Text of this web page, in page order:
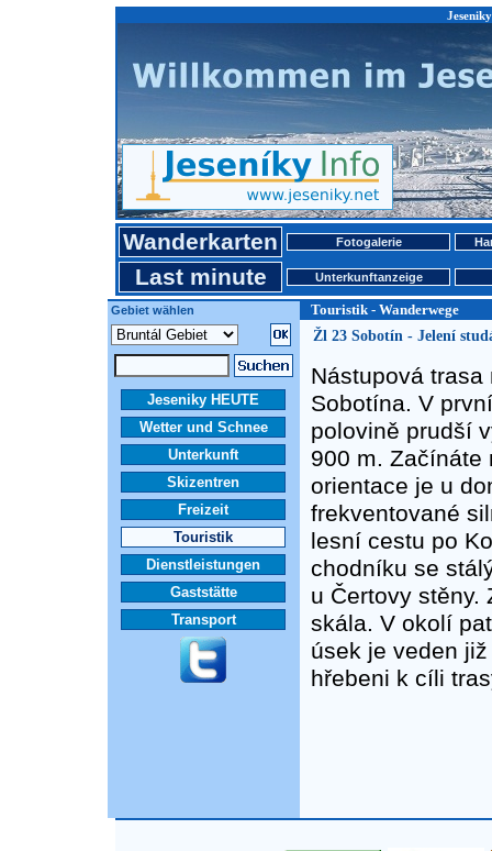
Wanderkarten Fotogalerie
Last minute Unterkunftanzeige
Gebiet wählen Touristik - Wanderwege
Jeseniky HEUTE
Wetter und Schnee
Unterkunft
Skizentren
Freizeit
Touristik
Dienstleistungen
Gaststätte
Transport
Žl 23 Sobotín - Jelení
Nástupová
Sobotína. V
polovině prudší
900 m. Začínáte
orientace je u
frekventované
lesní cestu po
chodníku se
u Čertovy stěny.
skála. V okolí
úsek je veden
hřebeni k cíli